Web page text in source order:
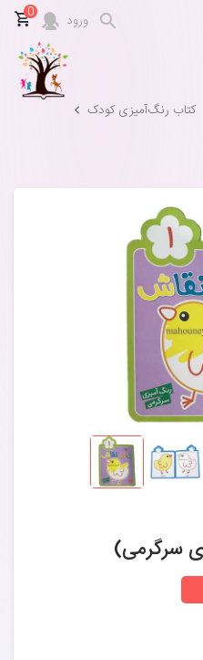
ورود 0
کتاب رنگ‌آمیزی کودک